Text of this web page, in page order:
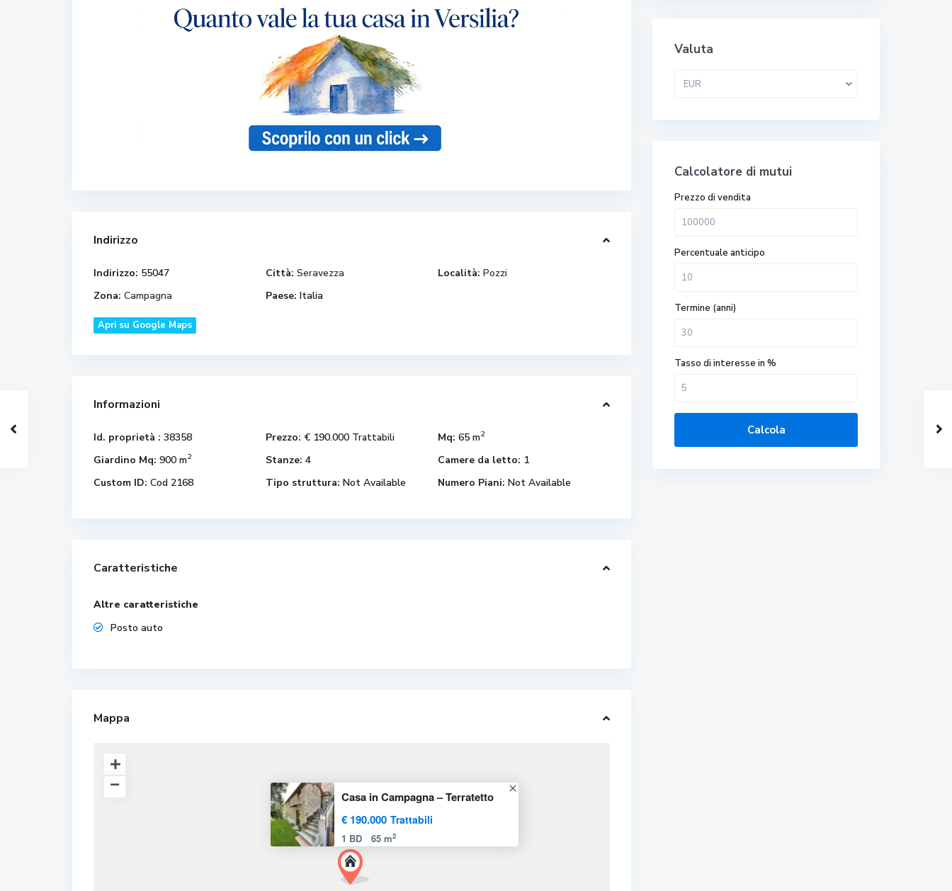
Indirizzo
Indirizzo: 55047 Città: Seravezza Località: Pozzi
Zona: Campagna Paese: Italia
Apri su Google Maps
Informazioni
Id. proprietà : 38358 Prezzo: € 190.000 Trattabili Mq: 65 m2
Giardino Mq: 900 m2 Stanze: 4 Camere da letto: 1
Custom ID: Cod 2168 Tipo struttura: Not Available Numero Piani: Not Available
Caratteristiche
Altre caratteristiche
Posto auto
Mappa
Casa in Campagna – Terratetto
€ 190.000 Trattabili
1 BD 65 m2
Valuta
EUR
Calcolatore di mutui
Prezzo di vendita
Percentuale anticipo
Termine (anni)
Tasso di interesse in %
Calcola